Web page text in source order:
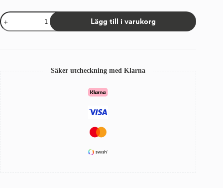
Kappa
Sandatex
15/1
Lägg till i varukorg
Säker utcheckning med Klarna